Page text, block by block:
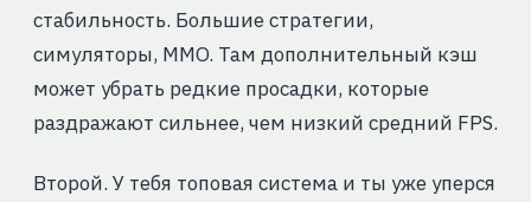
стабильность. Большие стратегии,
симуляторы, MMO. Там дополнительный кэш
может убрать редкие просадки, которые
раздражают сильнее, чем низкий средний FPS.
Второй. У тебя топовая система и ты уже уперся